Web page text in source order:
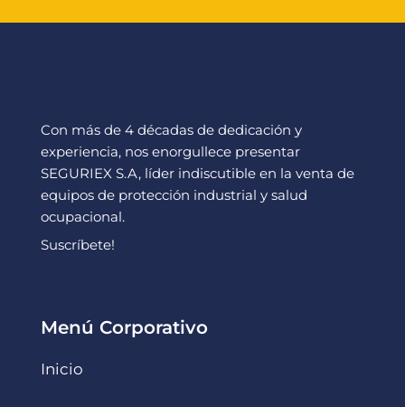
Con más de 4 décadas de dedicación y
experiencia, nos enorgullece presentar
SEGURIEX S.A, líder indiscutible en la venta de
equipos de protección industrial y salud
ocupacional.
Suscríbete!
Menú Corporativo
Inicio